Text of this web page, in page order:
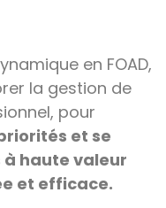
en FOAD,
la gestion de
pour
et se
haute valeur
et efficace.